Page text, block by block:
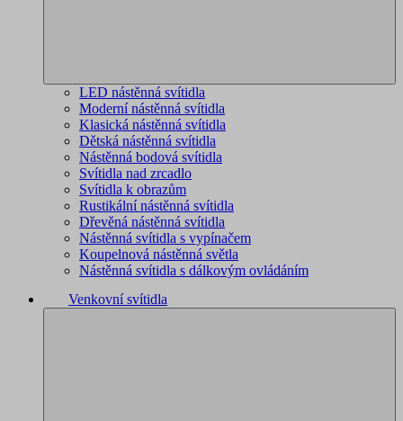
LED nástěnná svítidla
Moderní nástěnná svítidla
Klasická nástěnná svítidla
Dětská nástěnná svítidla
Nástěnná bodová svítidla
Svítidla nad zrcadlo
Svítidla k obrazům
Rustikální nástěnná svítidla
Dřevěná nástěnná svítidla
Nástěnná svítidla s vypínačem
Koupelnová nástěnná světla
Nástěnná svítidla s dálkovým ovládáním
Venkovní svítidla